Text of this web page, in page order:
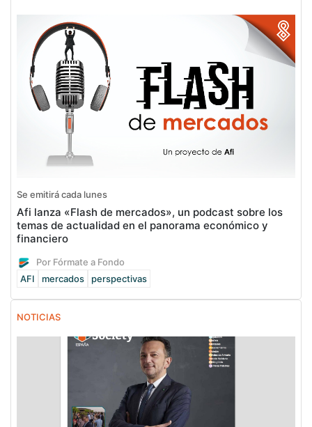
Se emitirá cada lunes
Afi lanza «Flash de mercados», un podcast sobre los
temas de actualidad en el panorama económico y
financiero
Por Fórmate a Fondo
AFI
mercados perspectivas
NOTICIAS